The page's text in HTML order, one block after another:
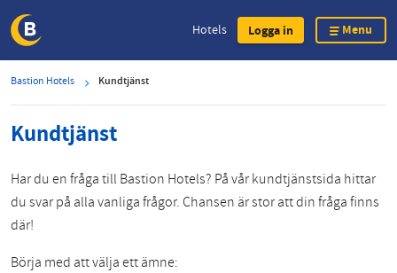
content
Hotels Logga in Menu
Bastion Hotels Kundtjänst
Kundtjänst
Har du en fråga till Bastion Hotels? På vår kundtjänstsida hittar
du svar på alla vanliga frågor. Chansen är stor att din fråga finns
där!
Börja med att välja ett ämne: